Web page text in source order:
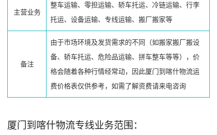
主营业务
整车运输、零担运输、轿车托运、冷链运输、行李
托运、设备运输、专线运输、搬厂搬家等
备注
由于市场环境及发货需求的不同（如搬家搬厂搬设
备、轿车托运、危险品运输、拼车整车等等），价
格会随着各种行情经常动，因此厦门到喀什物流运
费价格表仅供参考，如需了解资费请来电咨询
厦门到喀什物流专线业务范围：